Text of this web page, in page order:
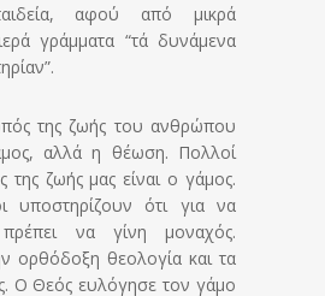
αφού από μικρά
γράμματα “τά δυνάμενα
της ζωής του ανθρώπου
αλλά η θέωση. Πολλοί
της ζωής μας είναι ο γάμος.
υποστηρίζουν ότι για να
να γίνη μοναχός.
ορθόδοξη θεολογία και τα
Ο Θεός ευλόγησε τον γάμο